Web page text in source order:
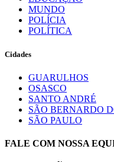
MUNDO
POLÍCIA
POLÍTICA
Cidades
GUARULHOS
OSASCO
SANTO ANDRÉ
SÃO BERNARDO
SÃO PAULO
FALE COM NOSSA